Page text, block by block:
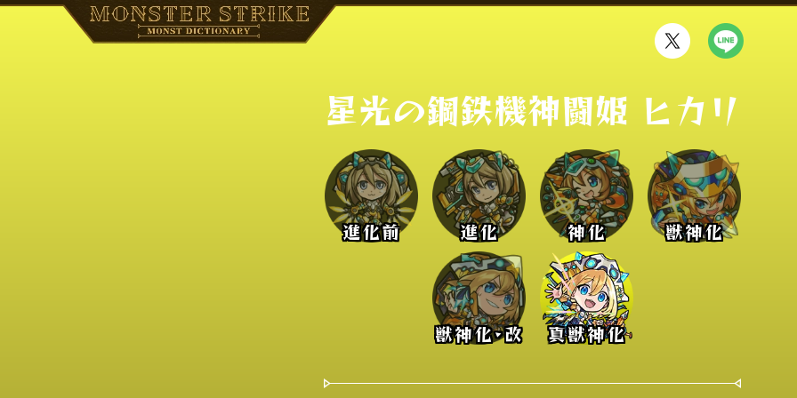
星光の鋼鉄機神闘姫 ヒカリ
進化前 進化 神化 獣神化
獣神化･改 真獣神化